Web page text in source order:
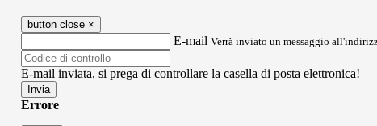
button close ×
E-mail Verrà inviato un messaggio
E-mail inviata, si prega di controllare la casella di posta elettronica!
Errore